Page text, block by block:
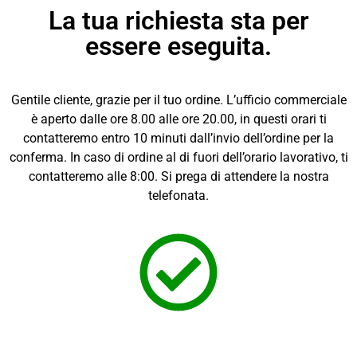
La tua richiesta sta per
essere eseguita.
Gentile cliente, grazie per il tuo ordine. L’ufficio commerciale
è aperto dalle ore 8.00 alle ore 20.00, in questi orari ti
contatteremo entro 10 minuti dall’invio dell’ordine per la
conferma. In caso di ordine al di fuori dell’orario lavorativo, ti
contatteremo alle 8:00. Si prega di attendere la nostra
telefonata.